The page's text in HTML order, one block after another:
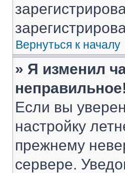
Вернуться к началу
» Я изменил
Если вы
настройку
прежнему
сервере.